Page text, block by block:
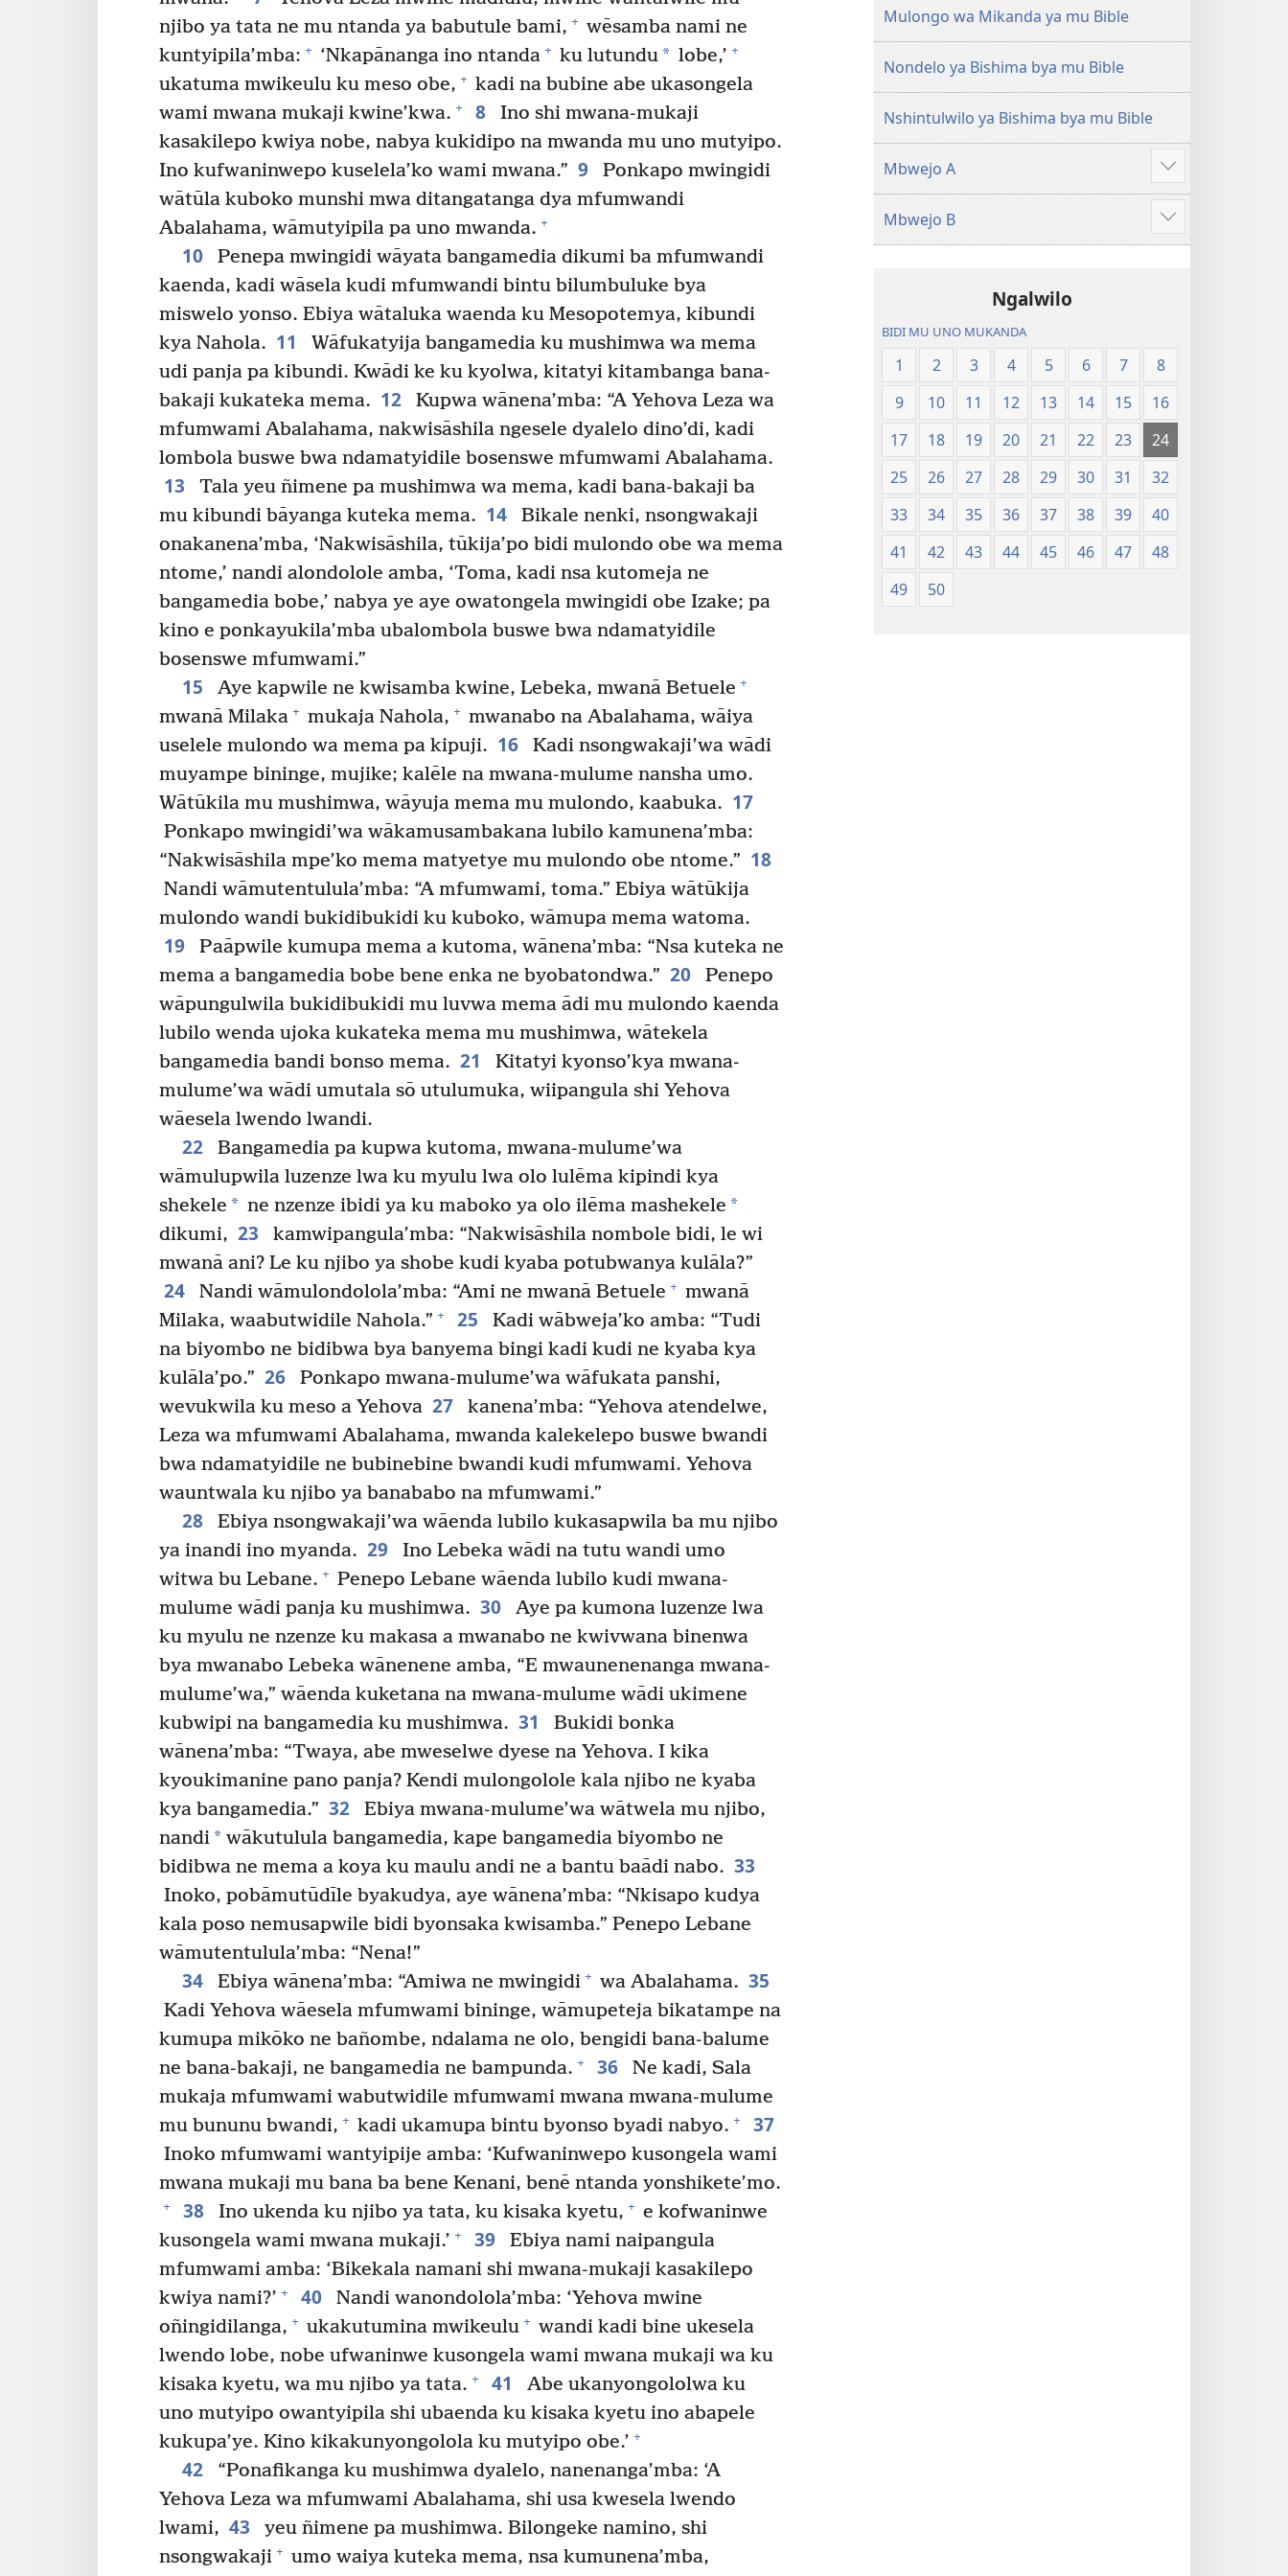
njibo ya tata ne mu ntanda ya babutule bami, + wēsamba nami ne
kuntyipila’mba: + ‘Nkapānanga ino ntanda + ku lutundu* lobe,’ +
ukatuma mwikeulu ku meso obe, + kadi na bubine abe ukasongela
wami mwana mukaji kwine’kwa. + 8
Ino shi mwana-mukaji
kasakilepo kwiya nobe, nabya kukidipo na mwanda mu uno mutyipo.
Ino kufwaninwepo kuselela’ko wami mwana.” 9
Ponkapo mwingidi
wātūla kuboko munshi mwa ditangatanga dya mfumwandi
Abalahama, wāmutyipila pa uno mwanda. +
10
Penepa mwingidi wāyata bangamedia dikumi ba mfumwandi
kaenda, kadi wāsela kudi mfumwandi bintu bilumbuluke bya
miswelo yonso. Ebiya wātaluka waenda ku Mesopotemya, kibundi
kya Nahola. 11
Wāfukatyija bangamedia ku mushimwa wa mema
udi panja pa kibundi. Kwādi ke ku kyolwa, kitatyi kitambanga bana-
bakaji kukateka mema. 12
Kupwa wānena’mba: “A Yehova Leza wa
mfumwami Abalahama, nakwisāshila ngesele dyalelo dino’di, kadi
lombola buswe bwa ndamatyidile bosenswe mfumwami Abalahama.
13
Tala yeu ñimene pa mushimwa wa mema, kadi bana-bakaji ba
mu kibundi bāyanga kuteka mema. 14
Bikale nenki, nsongwakaji
onakanena’mba, ‘Nakwisāshila, tūkija’po bidi mulondo obe wa mema
ntome,’ nandi alondolole amba, ‘Toma, kadi nsa kutomeja ne
bangamedia bobe,’ nabya ye aye owatongela mwingidi obe Izake; pa
kino e ponkayukila’mba ubalombola buswe bwa ndamatyidile
bosenswe mfumwami.”
15 Aye kapwile ne kwisamba kwine, Lebeka, mwanā Betuele +
mwanā Milaka + mukaja Nahola, + mwanabo na Abalahama, wāiya
uselele mulondo wa mema pa kipuji. 16
Kadi nsongwakaji’wa wādi
muyampe bininge, mujike; kalēle na mwana-mulume nansha umo.
Wātūkila mu mushimwa, wāyuja mema mu mulondo, kaabuka. 17
Ponkapo mwingidi’wa wākamusambakana lubilo kamunena’mba:
“Nakwisāshila mpe’ko mema matyetye mu mulondo obe ntome.” 18
Nandi wāmutentulula’mba: “A mfumwami, toma.” Ebiya wātūkija
mulondo wandi bukidibukidi ku kuboko, wāmupa mema watoma.
19
Paāpwile kumupa mema a kutoma, wānena’mba: “Nsa kuteka ne
mema a bangamedia bobe bene enka ne byobatondwa.” 20
Penepo
wāpungulwila bukidibukidi mu luvwa mema ādi mu mulondo kaenda
lubilo wenda ujoka kukateka mema mu mushimwa, wātekela
bangamedia bandi bonso mema. 21
Kitatyi kyonso’kya mwana-
mulume’wa wādi umutala sō utulumuka, wiipangula shi Yehova
wāesela lwendo lwandi.
22
Bangamedia pa kupwa kutoma, mwana-mulume’wa
wāmulupwila luzenze lwa ku myulu lwa olo lulēma kipindi kya
shekele * ne nzenze ibidi ya ku maboko ya olo ilēma mashekele *
dikumi, 23
kamwipangula’mba: “Nakwisāshila nombole bidi, le wi
mwanā ani? Le ku njibo ya shobe kudi kyaba potubwanya kulāla?”
24 Nandi wāmulondolola’mba: “Ami ne mwanā Betuele + mwanā
Milaka, waabutwidile Nahola.” + 25
Kadi wābweja’ko amba: “Tudi
na biyombo ne bidibwa bya banyema bingi kadi kudi ne kyaba kya
kulāla’po.” 26
Ponkapo mwana-mulume’wa wāfukata panshi,
wevukwila ku meso a Yehova 27
kanena’mba: “Yehova atendelwe,
Leza wa mfumwami Abalahama, mwanda kalekelepo buswe bwandi
bwa ndamatyidile ne bubinebine bwandi kudi mfumwami. Yehova
wauntwala ku njibo ya banababo na mfumwami.”
28
Ebiya nsongwakaji’wa wāenda lubilo kukasapwila ba mu njibo
ya inandi ino myanda. 29
Ino Lebeka wādi na tutu wandi umo
witwa bu Lebane. + Penepo Lebane wāenda lubilo kudi mwana-
mulume wādi panja ku mushimwa. 30
Aye pa kumona luzenze lwa
ku myulu ne nzenze ku makasa a mwanabo ne kwivwana binenwa
bya mwanabo Lebeka wānenene amba, “E mwaunenenanga mwana-
mulume’wa,” wāenda kuketana na mwana-mulume wādi ukimene
kubwipi na bangamedia ku mushimwa. 31
Bukidi bonka
wānena’mba: “Twaya, abe mweselwe dyese na Yehova. I kika
kyoukimanine pano panja? Kendi mulongolole kala njibo ne kyaba
kya bangamedia.” 32
Ebiya mwana-mulume’wa wātwela mu njibo,
nandi* wākutulula bangamedia, kape bangamedia biyombo ne
bidibwa ne mema a koya ku maulu andi ne a bantu baādi nabo. 33
Inoko, pobāmutūdīle byakudya, aye wānena’mba: “Nkisapo kudya
kala poso nemusapwile bidi byonsaka kwisamba.” Penepo Lebane
wāmutentulula’mba: “Nena!”
34 Ebiya wānena’mba: “Amiwa ne mwingidi + wa Abalahama. 35
Kadi Yehova wāesela mfumwami bininge, wāmupeteja bikatampe na
kumupa mikōko ne bañombe, ndalama ne olo, bengidi bana-balume
ne bana-bakaji, ne bangamedia ne bampunda. + 36
Ne kadi, Sala
mukaja mfumwami wabutwidile mfumwami mwana mwana-mulume
mu bununu bwandi, + kadi ukamupa bintu byonso byadi nabyo. + 37
Inoko mfumwami wantyipije amba: ‘Kufwaninwepo kusongela wami
mwana mukaji mu bana ba bene Kenani, benē ntanda yonshikete’mo.
+ 38 Ino ukenda ku njibo ya tata, ku kisaka kyetu, + e kofwaninwe
kusongela wami mwana mukaji.’ + 39
Ebiya nami naipangula
mfumwami amba: ‘Bikekala namani shi mwana-mukaji kasakilepo
kwiya nami?’ + 40
Nandi wanondolola’mba: ‘Yehova mwine
oñingidilanga, + ukakutumina mwikeulu + wandi kadi bine ukesela
lwendo lobe, nobe ufwaninwe kusongela wami mwana mukaji wa ku
kisaka kyetu, wa mu njibo ya tata. + 41
Abe ukanyongololwa ku
uno mutyipo owantyipila shi ubaenda ku kisaka kyetu ino abapele
kukupa’ye. Kino kikakunyongolola ku mutyipo obe.’ +
42
“Ponafikanga ku mushimwa dyalelo, nanenanga’mba: ‘A
Yehova Leza wa mfumwami Abalahama, shi usa kwesela lwendo
lwami, 43
yeu ñimene pa mushimwa. Bilongeke namino, shi
nsongwakaji + umo waiya kuteka mema, nsa kumunena’mba,
(Mulupulwe
mu
2018)
Ntanda
Mipya
(Mulupulwe
Mulongo wa Mikanda ya mu Bible
Nondelo ya Bishima bya mu Bible
Nshintulwilo ya Bishima bya mu Bible
Mbwejo A
Show
more
Mbwejo B
Show
more
Ngalwilo
BIDI MU UNO MUKANDA
1 2 3 4 5 6 7
8
9
10 11 12 13 14 15
16
17
18 19 20 21 22 23
24
25
26 27 28 29 30 31
32
33
34 35 36 37 38 39
40
41
42 43 44 45 46 47
48
49
50